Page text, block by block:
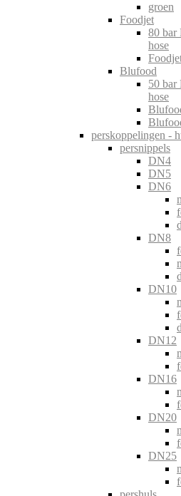
groen
Foodjet
80 bar
hose
Blufood
50
hose
perskoppelingen -
persnippels
DN4
DN5
DN6
DN8
DN10
DN12
DN16
DN20
DN25